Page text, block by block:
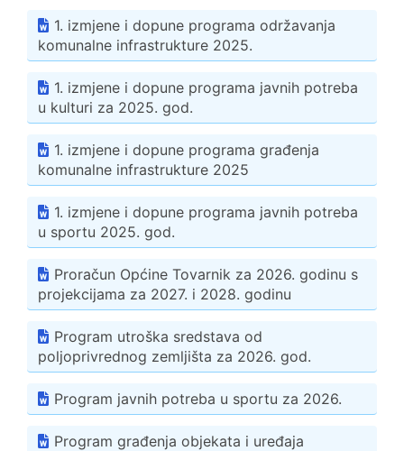
1. izmjene i dopune programa održavanja
komunalne infrastrukture 2025.
1. izmjene i dopune programa javnih potreba
u kulturi za 2025. god.
1. izmjene i dopune programa građenja
komunalne infrastrukture 2025
1. izmjene i dopune programa javnih potreba
u sportu 2025. god.
Proračun Općine Tovarnik za 2026. godinu s
projekcijama za 2027. i 2028. godinu
Program utroška sredstava od
poljoprivrednog zemljišta za 2026. god.
Program javnih potreba u sportu za 2026.
Program građenja objekata i uređaja